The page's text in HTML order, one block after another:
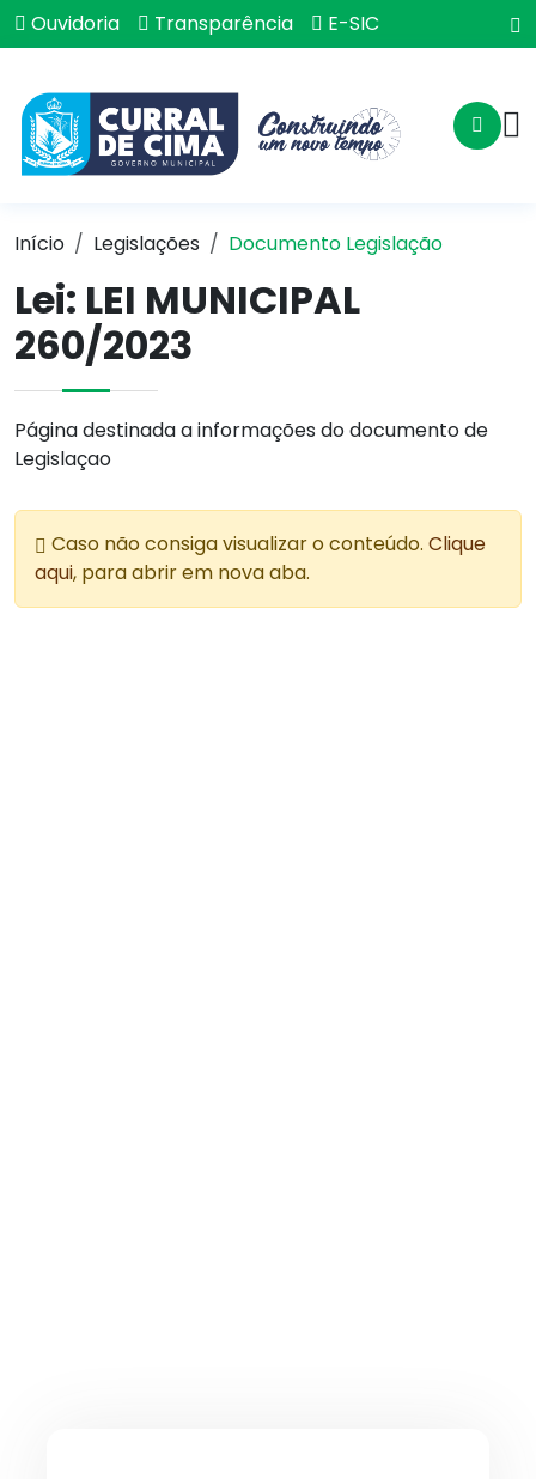
Ouvidoria Transparência E-SIC
Início Legislações Documento Legislação
Lei: LEI MUNICIPAL
260/2023
Página destinada a informações do documento de
Legislaçao
Caso não consiga visualizar o conteúdo. Clique
aqui, para abrir em nova aba.